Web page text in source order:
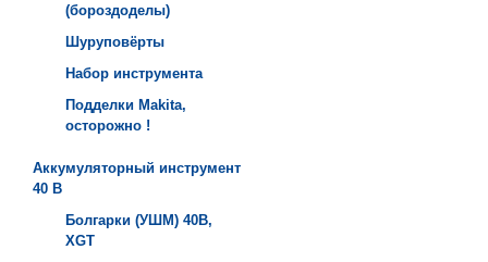
(бороздоделы)
Шуруповёрты
Набор инструмента
Подделки Makita,
осторожно !
Аккумуляторный инструмент
40 B
Болгарки (УШМ) 40B,
XGT